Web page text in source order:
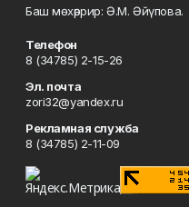
Баш мөхәррир: Ә.М. Әйүпова.
Телефон
8 (34785) 2-15-26
Эл. почта
zori32@yandex.ru
Рекламная служба
8 (34785) 2-11-09